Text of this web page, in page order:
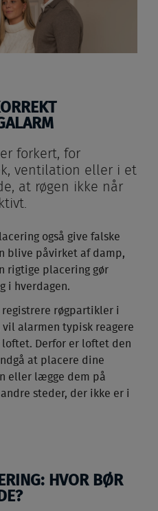
forkert, for
ventilation eller i et
at røgen ikke når
også give falske
blive påvirket af damp,
rigtige placering gør
i hverdagen.
røgpartikler i
vil alarmen typisk reagere
loftet. Derfor er loftet den
at placere dine
eller lægge dem på
steder, der ikke er i
HVOR BØR